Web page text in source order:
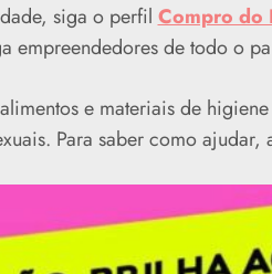
siga o perfil Compro do
empreendedores de todo o
e materiais de
Para saber como ajudar,